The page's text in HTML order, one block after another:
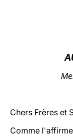
Chers Frères et
Comme